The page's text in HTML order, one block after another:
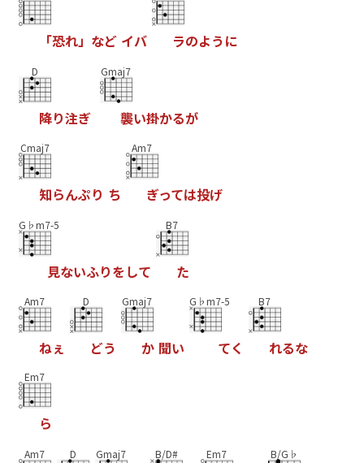
「恐れ」 など イバ ラのよう に
D
降り注ぎ
Gmaj7
襲い掛かるが
Cmaj7
知らんぷり ち
Am7
ぎっては投げ
G♭m7-5
見ないふりをして
B7
た
Am7
ねぇ
D
どう
Gmaj7
か 聞い
G♭m7-5
てく
B7
れるな
Em7
ら
Am7 D Gmaj7 B/D# Em7 B/G♭